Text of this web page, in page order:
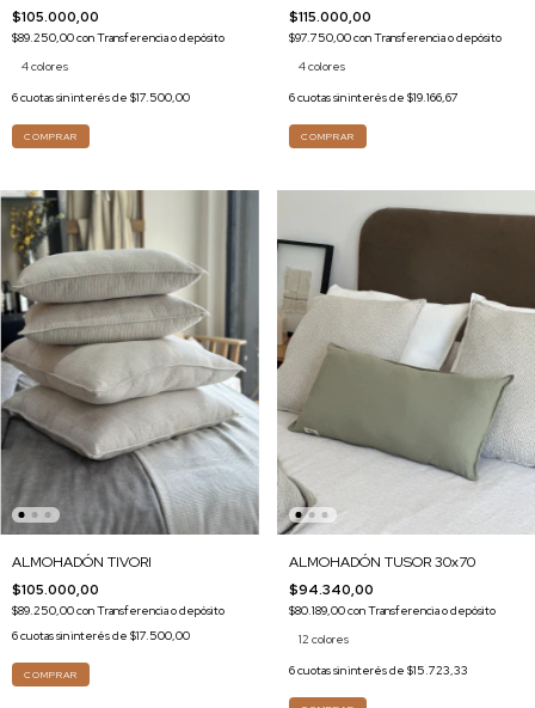
$105.000,00
$89.250,00conTransferencia o depósito
4 colores
6cuotas sin interés de $17.500,00
COMPRAR
$115.000,00
$97.750,00conTransferencia o depósito
4 colores
6cuotas sin interés de $19.166,67
COMPRAR
ALMOHADÓN TIVORI
$105.000,00
$89.250,00conTransferencia o depósito
6cuotas sin interés de $17.500,00
COMPRAR
ALMOHADÓN TUSOR 30x70
$94.340,00
$80.189,00conTransferencia o depósito
12 colores
6cuotas sin interés de $15.723,33